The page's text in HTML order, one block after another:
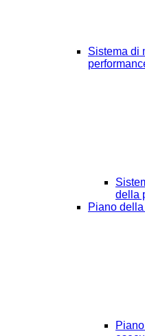
Sistema di
della
Piano